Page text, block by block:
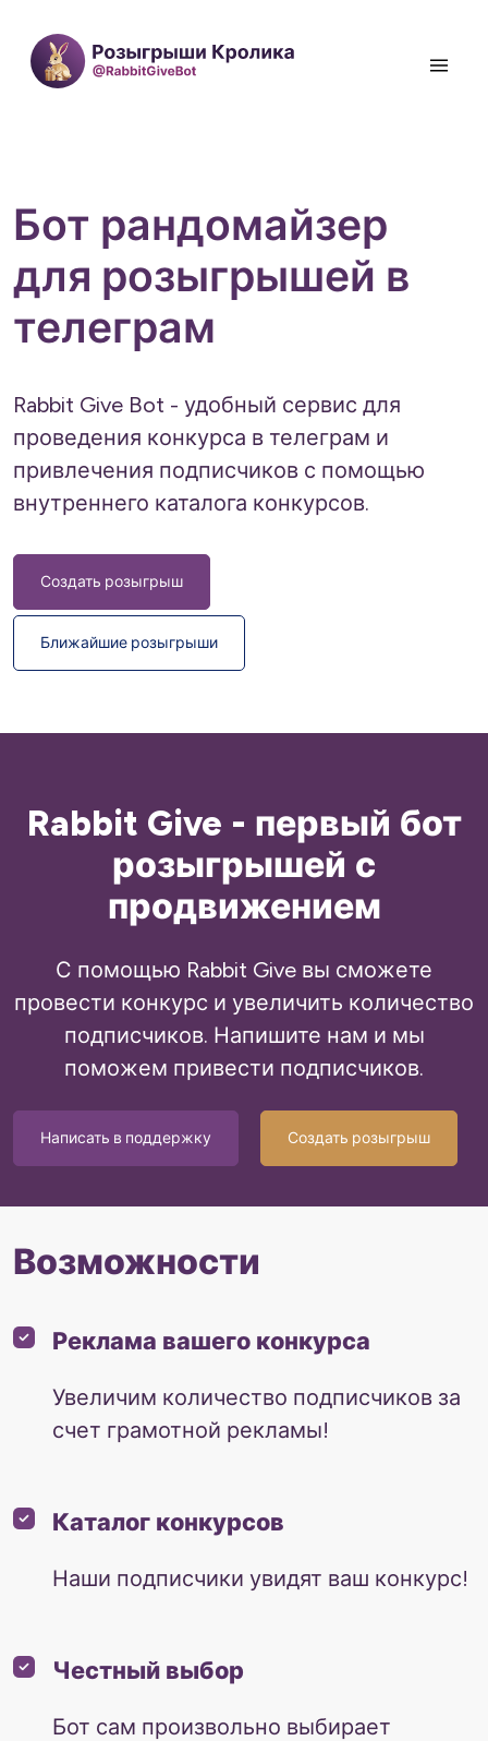
Бот рандомайзер
для розыгрышей в
телеграм
Rabbit Give Bot - удобный сервис для
проведения конкурса в телеграм и
привлечения подписчиков с помощью
внутреннего каталога конкурсов.
Создать розыгрыш
Ближайшие розыгрыши
Rabbit Give - первый бот
розыгрышей с
продвижением
С помощью Rabbit Give вы сможете
провести конкурс и увеличить количество
подписчиков. Напишите нам и мы
поможем привести подписчиков.
Написать в поддержку Создать розыгрыш
Возможности
Реклама вашего конкурса
Увеличим количество подписчиков за
счет грамотной рекламы!
Каталог конкурсов
Наши подписчики увидят ваш конкурс!
Честный выбор
Бот сам произвольно выбирает